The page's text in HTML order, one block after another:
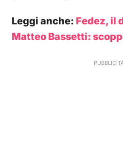
Leggi anche: Fedez, il
Matteo Bassetti: